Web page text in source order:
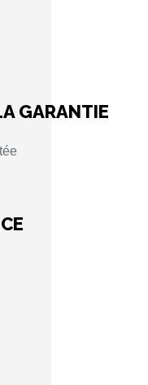
GARANTIE